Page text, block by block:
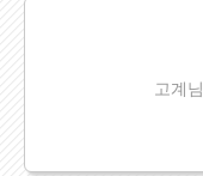
고계